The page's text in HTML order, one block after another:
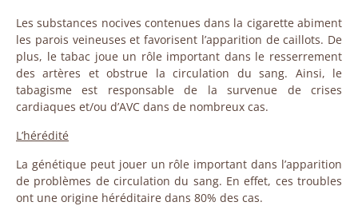
Les substances nocives contenues dans la cigarette abiment
les parois veineuses et favorisent l’apparition de caillots. De
plus, le tabac joue un rôle important dans le resserrement
des artères et obstrue la circulation du sang. Ainsi, le
tabagisme est responsable de la survenue de crises
cardiaques et/ou d’AVC dans de nombreux cas.
L’hérédité
La génétique peut jouer un rôle important dans l’apparition
de problèmes de circulation du sang. En effet, ces troubles
ont une origine héréditaire dans 80% des cas.